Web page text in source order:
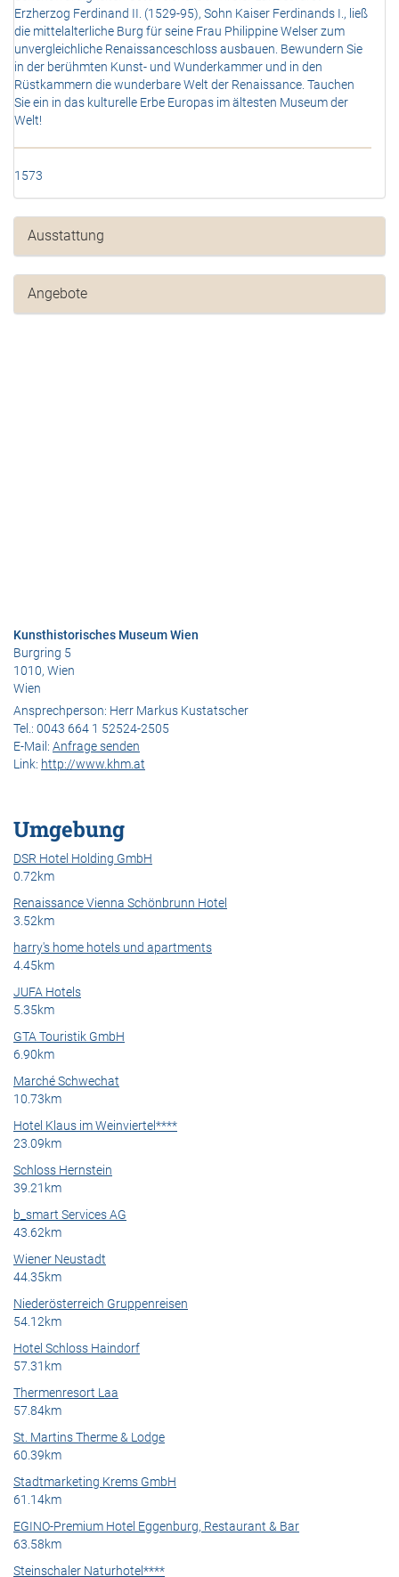
Erzherzog Ferdinand II. (1529-95), Sohn Kaiser Ferdinands I., ließ
die mittelalterliche Burg für seine Frau Philippine Welser zum
unvergleichliche Renaissanceschloss ausbauen. Bewundern Sie
in der berühmten Kunst- und Wunderkammer und in den
Rüstkammern die wunderbare Welt der Renaissance. Tauchen
Sie ein in das kulturelle Erbe Europas im ältesten Museum der
Welt!
1573
Ausstattung
Angebote
Kunsthistorisches Museum Wien
Burgring 5
1010, Wien
Wien
Ansprechperson: Herr Markus Kustatscher
Tel.: 0043 664 1 52524-2505
E-Mail: Anfrage senden
Link: http://www.khm.at
Umgebung
DSR Hotel Holding GmbH
0.72km
Renaissance Vienna Schönbrunn Hotel
3.52km
harry's home hotels und apartments
4.45km
JUFA Hotels
5.35km
GTA Touristik GmbH
6.90km
Marché Schwechat
10.73km
Hotel Klaus im Weinviertel****
23.09km
Schloss Hernstein
39.21km
b_smart Services AG
43.62km
Wiener Neustadt
44.35km
Niederösterreich Gruppenreisen
54.12km
Hotel Schloss Haindorf
57.31km
Thermenresort Laa
57.84km
St. Martins Therme & Lodge
60.39km
Stadtmarketing Krems GmbH
61.14km
EGINO-Premium Hotel Eggenburg, Restaurant & Bar
63.58km
Steinschaler Naturhotel****